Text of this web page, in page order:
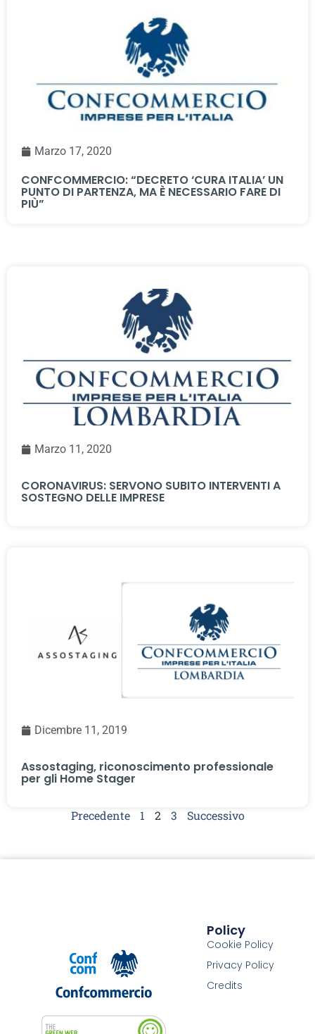
Marzo 17, 2020
CONFCOMMERCIO: “DECRETO ‘CURA ITALIA’ UN
PUNTO DI PARTENZA, MA È NECESSARIO FARE DI
PIÙ”
Marzo 11, 2020
CORONAVIRUS: SERVONO SUBITO INTERVENTI A
SOSTEGNO DELLE IMPRESE
Dicembre 11, 2019
Assostaging, riconoscimento professionale
per gli Home Stager
Precedente 1 2 3 Successivo
Policy
Cookie Policy
Privacy Policy
Credits